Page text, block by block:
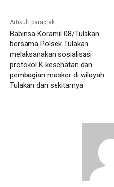
Artikulli paraprak
Babinsa Koramil 08/Tulakan
bersama Polsek Tulakan
melaksanakan sosialisasi
protokol K kesehatan dan
pembagian masker di wilayah
Tulakan dan sekitarnya